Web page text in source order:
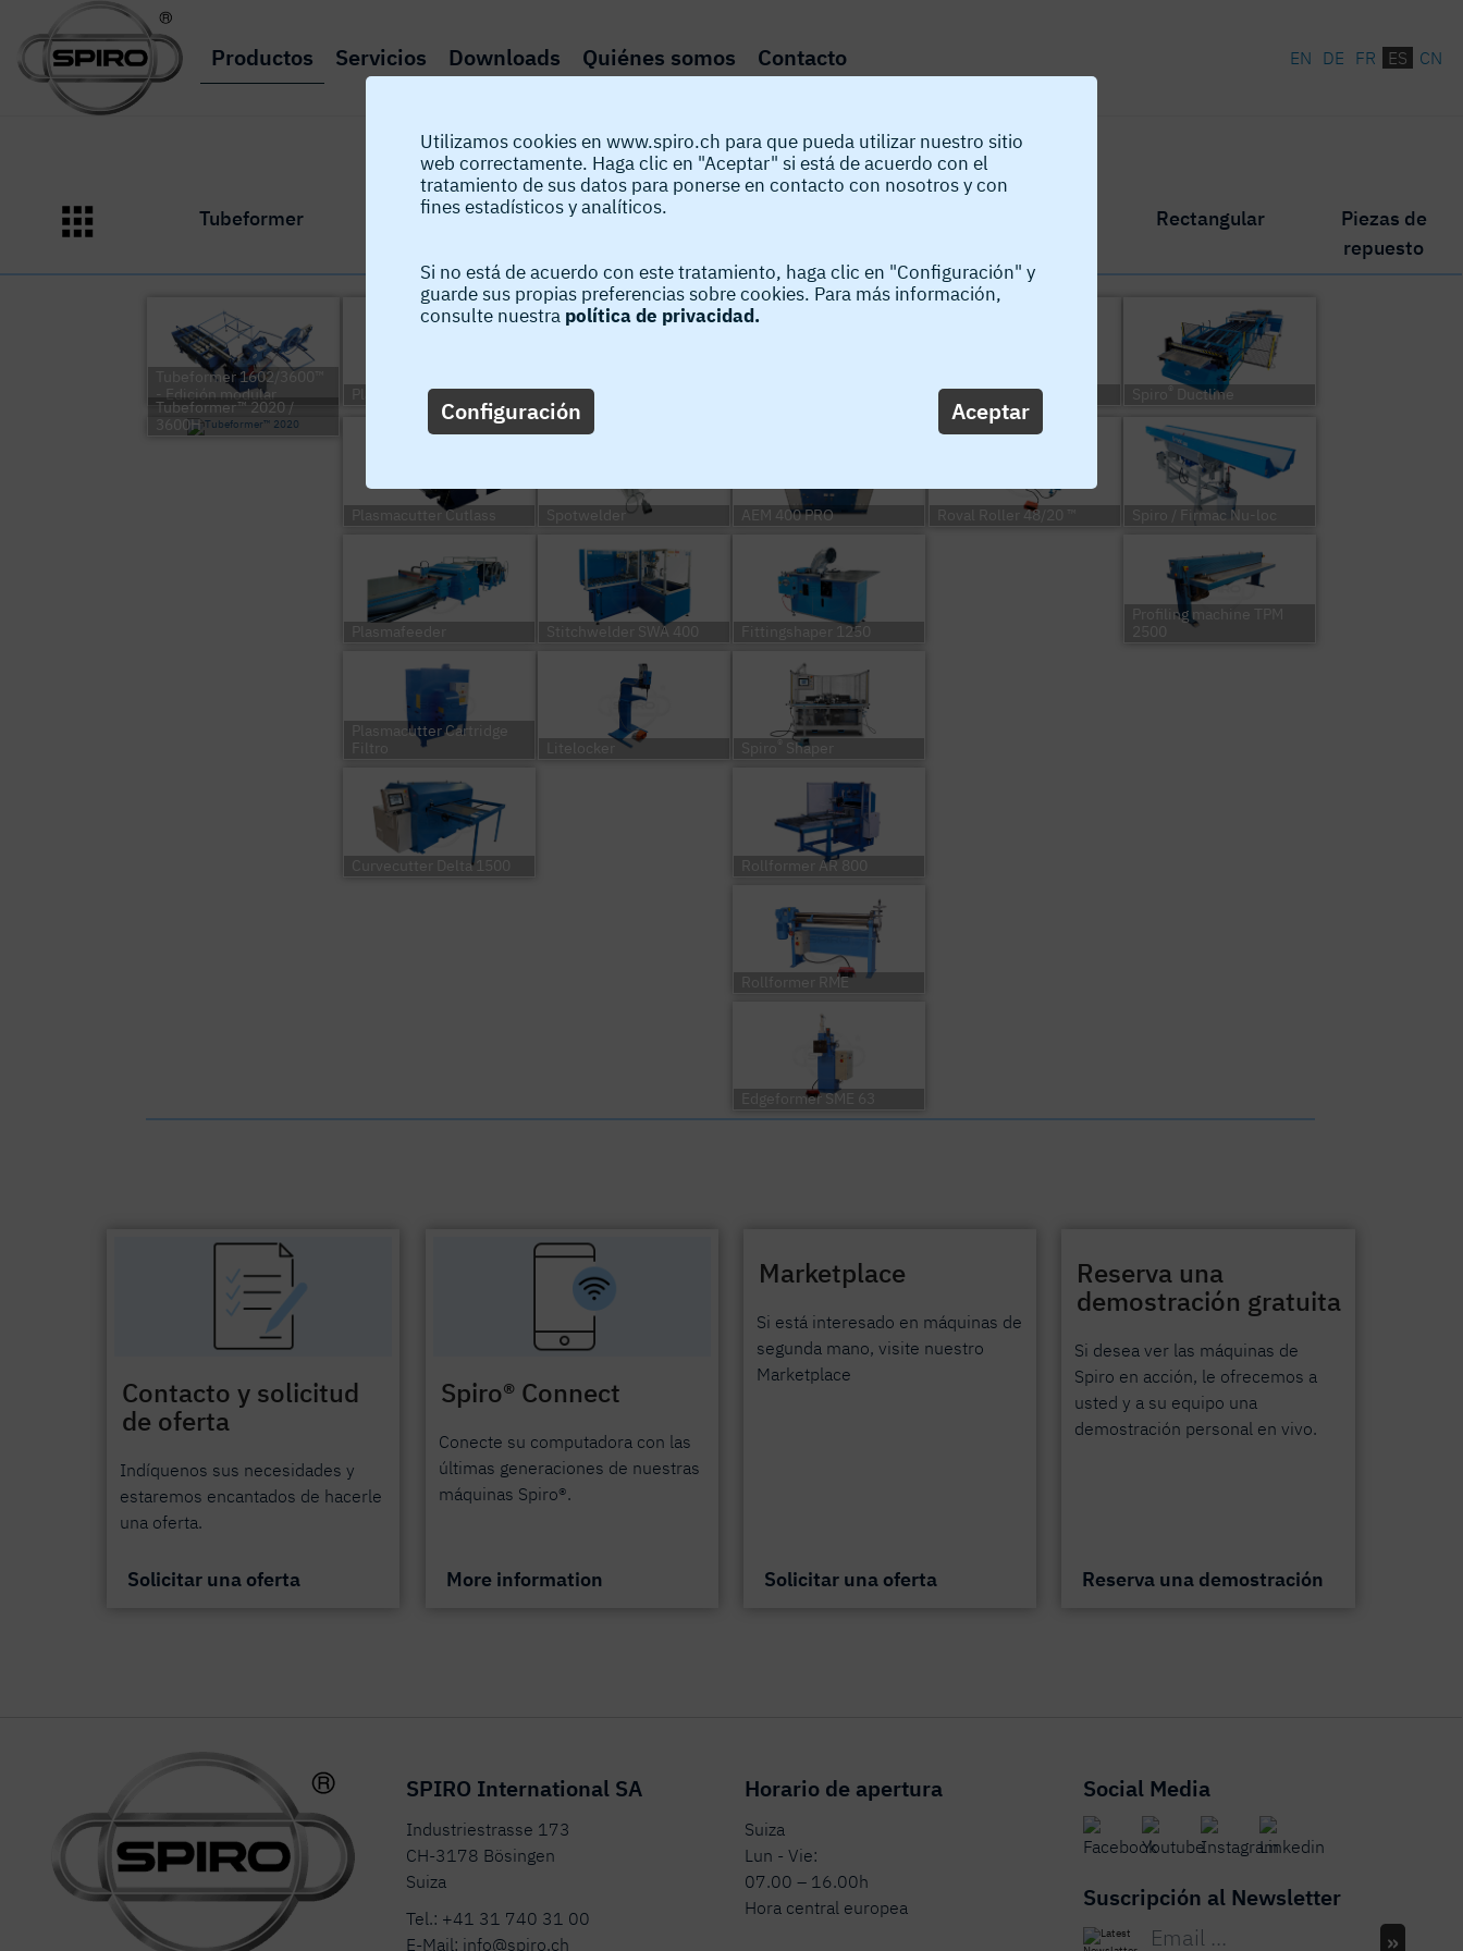
Productos Servicios Downloads Quiénes somos Contacto EN DE FR ES CN
Productos
Tubeformer Corte Soldadura Rectangular
Piezas de
repuesto
Tubeformer 1602/3600™
- Edición modular
Tubeformer™ 2020 /
3600H
Plasmacutter Florett
Plasmacutter Cutlass
Plasmacutter Cartridge
Curvecutter Delta 1500
Stitchwelder PRO 2.0
Stitchwelder SWA 400
AEM 400 PRO
Fittingshaper 1250
Shaper
Rollformer AR 800
Rollformer RME
Edgeformer SME 63
Ovalizer 36/10
Roval Roller 48/20 ™
Ductline
Spiro / Firmac Nu-loc
Profiling machine TPM
Contacto y solicitud
de oferta
Indíquenos sus necesidades y
estaremos encantados de hacerle
una oferta.
Solicitar una oferta
Spiro® Connect
Conecte su computadora con las
últimas generaciones de nuestras
máquinas Spiro®.
More information
Marketplace
Si está interesado en máquinas de
segunda mano, visite nuestro
Marketplace
Solicitar una oferta
Reserva una
demostración gratuita
Si desea ver las máquinas de
Spiro en acción, le ofrecemos a
usted y a su equipo una
demostración personal en vivo.
Reserva una demostración
SPIRO International SA
Industriestrasse 173
CH-3178 Bösingen
Suiza
Tel.: +41 31 740 31 00
E-Mail: info@spiro.ch
Horario de apertura
Suiza
Lun - Vie:
07.00 – 16.00h
Hora central europea
Social Media
Suscripción al Newsletter
Utilizamos cookies en www.spiro.ch para que pueda utilizar nuestro sitio
web correctamente. Haga clic en "Aceptar" si está de acuerdo con el
tratamiento de sus datos para ponerse en contacto con nosotros y con
fines estadísticos y analíticos.
Si no está de acuerdo con este tratamiento, haga clic en "Configuración" y
guarde sus propias preferencias sobre cookies. Para más información,
consulte nuestra política de privacidad.
Configuración Aceptar